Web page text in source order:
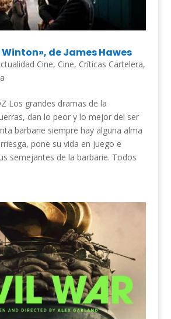
Winton», de James Hawes
Cine, Cine, Críticas Cartelera,
Los grandes dramas de la
dan lo peor y lo mejor del ser
barbarie siempre hay alguna alma
pone su vida en juego e
semejantes de la barbarie. Todos